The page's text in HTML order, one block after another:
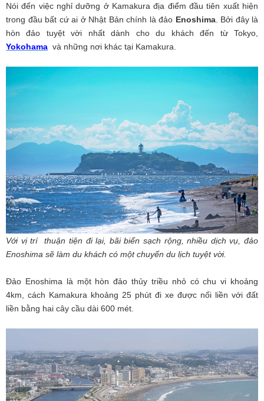
Nói đến việc nghỉ dưỡng ở Kamakura địa điểm đầu tiên xuất hiện
trong đầu bất cứ ai ở Nhật Bản chính là đảo Enoshima. Bởi đây là
hòn đảo tuyệt vời nhất dành cho du khách đến từ Tokyo,
Yokohama và những nơi khác tại Kamakura.
Với vị trí thuận tiện đi lại, bãi biển sạch rộng, nhiều dịch vụ, đảo
Enoshima sẽ làm du khách có một chuyến du lịch tuyệt vời.
Đảo Enoshima là một hòn đảo thủy triều nhỏ có chu vi khoảng
4km, cách Kamakura khoảng 25 phút đi xe được nối liền với đất
liền bằng hai cây cầu dài 600 mét.